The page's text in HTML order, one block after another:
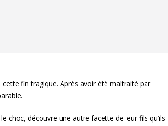
cette fin tragique. Après avoir été maltraité par
choc, découvre une autre facette de leur fils qu’ils